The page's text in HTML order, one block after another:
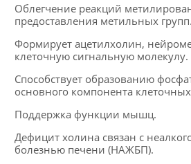
Облегчение реакций
предоставления метильных групп.
Формирует ацетилхолин,
клеточную сигнальную молекулу.
Способствует образованию
основного компонента
Поддержка функции мышц.
Дефицит холина связан с
болезнью печени (НАЖБП).